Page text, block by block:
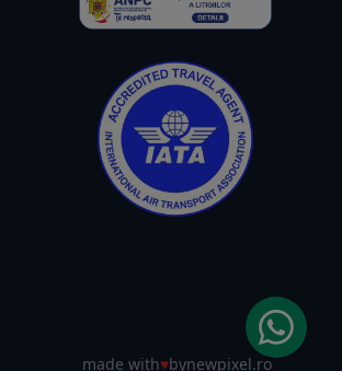
made with♥bynewpixel.ro